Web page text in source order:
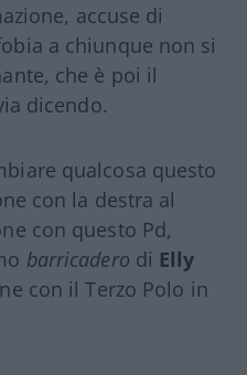
accuse di
a chiunque non si
che è poi il
dicendo.
qualcosa questo
con la destra al
con questo Pd,
barricadero di Elly
con il Terzo Polo in